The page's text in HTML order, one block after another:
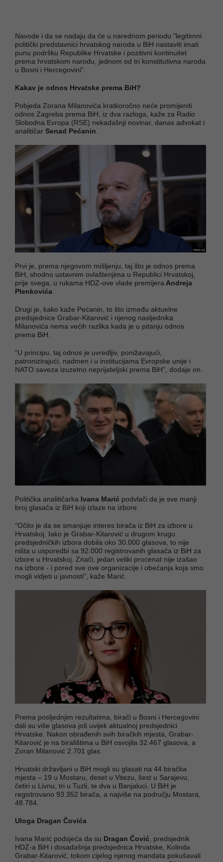
Navode i da se nadaju da će u narednom periodu "legitimni
politički predstavnici hrvatskog naroda u BiH nastaviti imati
punu podršku Republike Hrvatske i pozitivni kontinuitet
prema hrvatskom narodu, jednom od tri konstitutivna naroda
u Bosni i Hercegovini".
Kakav je odnos Hrvatske prema BiH?
Pobjeda Zorana Milanovića kratkoročno neće promijeniti
odnos Zagreba prema BiH, iz dva razloga, kaže za Radio
Slobodna Evropa (RSE) nekadašnji novinar, danas advokat i
analitičar Senad Pećanin
Prvi je, prema njegovom mišljenju, taj što je odnos prema
BiH, shodno ustavnim ovlaštenjima u Republici Hrvatskoj,
prije svega, u rukama HDZ-ove vlade premijera Andreja
Plenkovića
Drugi je, kako kaže Pećanin, to što između aktuelne
predsjednice Grabar-Kitarović i njenog nasljednika
Milanovića nema većih razlika kada je u pitanju odnos
prema BiH.
"U principu, taj odnos je uvredljiv, ponižavajući,
patronizirajući, nadmen i u institucijama Evropske unije i
NATO saveza izuzetno neprijateljski prema BiH", dodaje on.
Politička analitičarka Ivana Marić podvlači da je sve manji
broj glasača iz BiH koji izlaze na izbore.
"Očito je da se smanjuje interes birača iz BiH za izbore u
Hrvatskoj. Iako je Grabar-Kitarović u drugom krugu
predsjedničkih izbora dobila oko 30.000 glasova, to nije
ništa u usporedbi sa 92.000 registrovanih glasača iz BiH za
izbore u Hrvatskoj. Znači, jedan veliki procenat nije izašao
na izbore - i pored sve ove organizacije i obećanja koja smo
mogli vidjeti u javnosti", kaže Marić.
Prema posljednjim rezultatima, birači u Bosni i Hercegovini
dali su više glasova još uvijek aktualnoj predsjednici
Hrvatske. Nakon obrađenih svih biračkih mjesta, Grabar-
Kitarović je na biralištima u BiH osvojila 32.467 glasova, a
Zoran Milanović 2.701 glas.
Hrvatski državljani u BiH mogli su glasati na 44 biračka
mjesta – 19 u Mostaru, deset u Vitezu, šest u Sarajevu,
četiri u Livnu, tri u Tuzli, te dva u Banjaluci. U BiH je
registrovano 93.352 birača, a najviše na području Mostara,
48.784.
Uloga Dragan Čovića
Ivana Marić podsjeća da su Dragan Čović , predsjednik
HDZ-a BiH i dosadašnja predsjednica Hrvatske, Kolinda
Grabar-Kitarović, tokom cijelog njenog mandata pokušavali